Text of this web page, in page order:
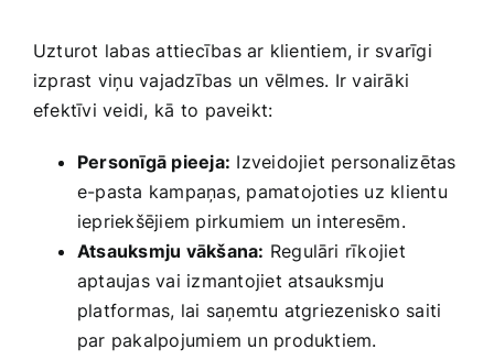
Uzturot labas attiecības ar klientiem, ir svarīgi
izprast viņu vajadzības⁢ un vēlmes. Ir vairāki
efektīvi veidi, kā⁣ to paveikt:
Personīgā pieeja: Izveidojiet personalizētas
e-pasta​ kampaņas, ‌pamatojoties uz klientu
iepriekšējiem pirkumiem un interesēm.
Atsauksmju vākšana: Regulāri rīkojiet
aptaujas vai izmantojiet atsauksmju
platformas, lai saņemtu atgriezenisko saiti
par pakalpojumiem un produktiem.